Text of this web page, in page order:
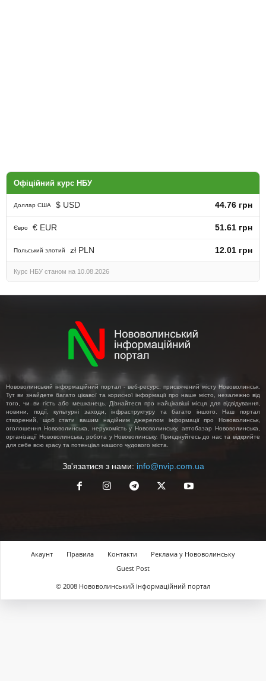
Офіційний курс НБУ
Доллар США $ USD 44.76 грн
Євро € EUR 51.61 грн
Польський злотий zł PLN 12.01 грн
Курс НБУ станом на 10.08.2026
Нововолинський інформаційний портал - веб-ресурс, присвячений місту Нововолинськ.
Тут ви знайдете багато цікавої та корисної інформації про наше місто, незалежно від
того, чи ви гість або мешканець. Дізнайтеся про найцікавіші місця для відвідування,
новини, події, культурні заходи, інфраструктуру та багато іншого. Наш портал
створений, щоб стати вашим надійним джерелом інформації про Нововолинськ,
оголошення Нововолинська, нерухомість у Нововолинську, автобазар Нововолинська,
організації Нововолинська, робота у Нововолинську. Приєднуйтесь до нас та відкрийте
для себе всю красу та потенціал нашого чудового міста.
Зв'язатися з нами: info@nvip.com.ua
Акаунт Правила Контакти
Реклама у Нововолинську
Guest Post
© 2008 Нововолинський інформаційний портал